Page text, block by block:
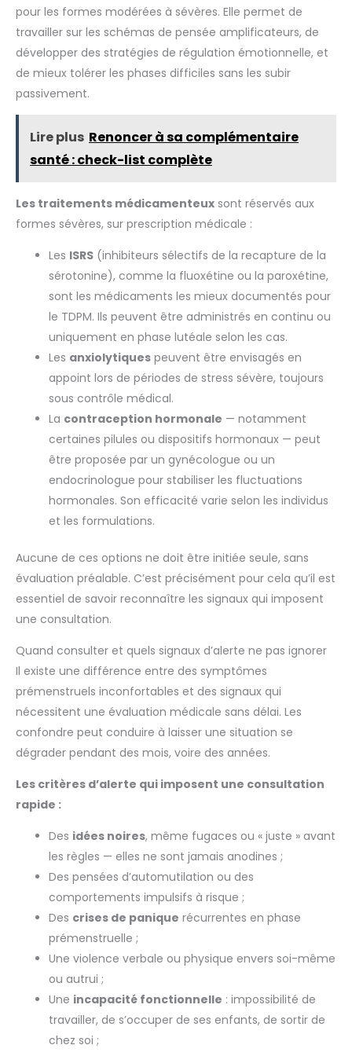
dos, tandis que le tapis zabuton, rempli d'ouate de coton
100 %, amortit les genoux, les pieds et les chevilles ; offre une
expérience zen ultime avec une énergie positive continue
Choix de cadeau parfait : un cadeau parfait pour améliorer
la posture, favoriser la relaxation et améliorer les pratiques
de méditation ; conçu pour les hommes et les femmes ;
pour les formes modérées à sévères. Elle permet de
travailler sur les schémas de pensée amplificateurs, de
développer des stratégies de régulation émotionnelle, et
de mieux tolérer les phases difficiles sans les subir
passivement.
Lire plus Renoncer à sa complémentaire
santé : check-list complète
Les traitements médicamenteux sont réservés aux
formes sévères, sur prescription médicale :
Les ISRS (inhibiteurs sélectifs de la recapture de la
sérotonine), comme la fluoxétine ou la paroxétine,
sont les médicaments les mieux documentés pour
le TDPM. Ils peuvent être administrés en continu ou
uniquement en phase lutéale selon les cas.
Les anxiolytiques peuvent être envisagés en
appoint lors de périodes de stress sévère, toujours
sous contrôle médical.
La contraception hormonale — notamment
certaines pilules ou dispositifs hormonaux — peut
être proposée par un gynécologue ou un
endocrinologue pour stabiliser les fluctuations
hormonales. Son efficacité varie selon les individus
et les formulations.
Aucune de ces options ne doit être initiée seule, sans
évaluation préalable. C’est précisément pour cela qu’il est
essentiel de savoir reconnaître les signaux qui imposent
une consultation.
Quand consulter et quels signaux d’alerte ne pas ignorer
Il existe une différence entre des symptômes
prémenstruels inconfortables et des signaux qui
nécessitent une évaluation médicale sans délai. Les
confondre peut conduire à laisser une situation se
dégrader pendant des mois, voire des années.
Les critères d’alerte qui imposent une consultation
rapide :
Des idées noires, même fugaces ou « juste » avant
les règles — elles ne sont jamais anodines ;
Des pensées d’automutilation ou des
comportements impulsifs à risque ;
Des crises de panique récurrentes en phase
prémenstruelle ;
Une violence verbale ou physique envers soi-même
ou autrui ;
Une incapacité fonctionnelle : impossibilité de
travailler, de s’occuper de ses enfants, de sortir de
chez soi ;